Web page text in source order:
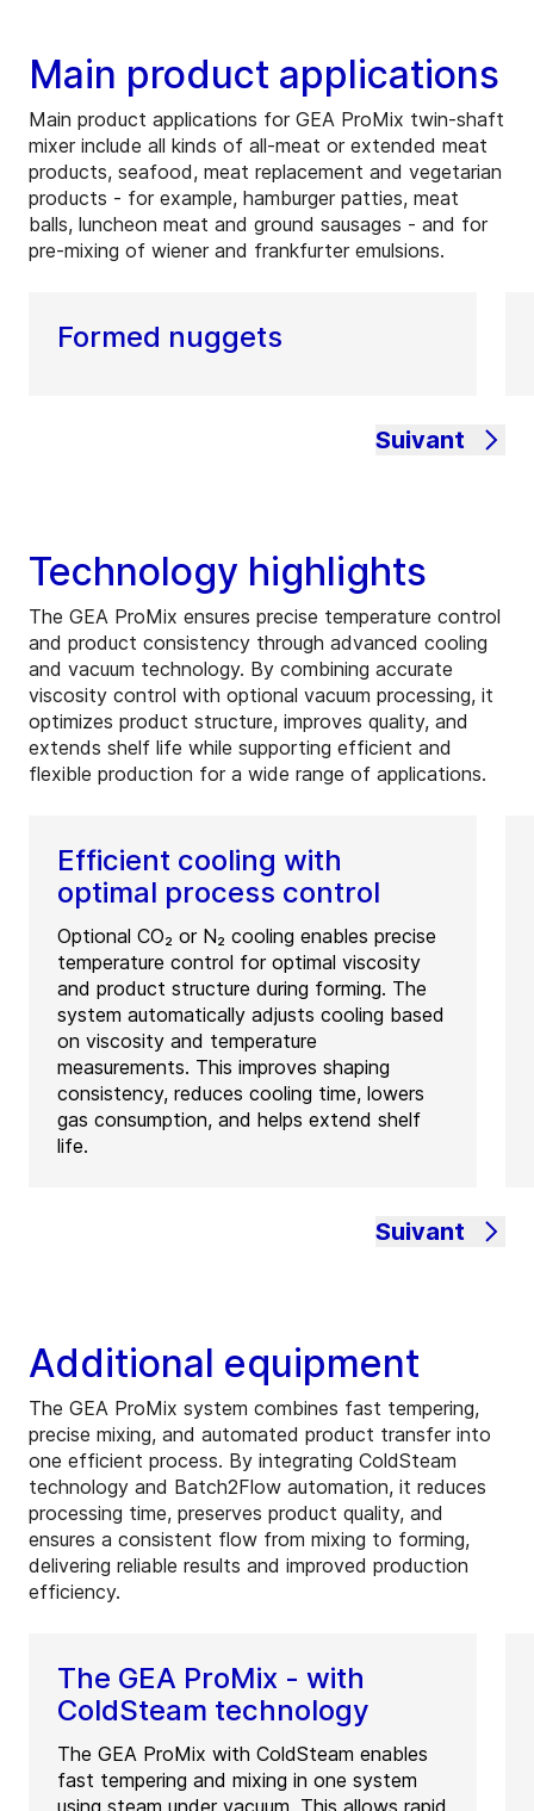
Main product applications
Main product applications for GEA ProMix twin-shaft
mixer include all kinds of all-meat or extended meat
products, seafood, meat replacement and vegetarian
products - for example, hamburger patties, meat
balls, luncheon meat and ground sausages - and for
pre-mixing of wiener and frankfurter emulsions.
Formed nuggets
Suivant
Technology highlights
The GEA ProMix ensures precise temperature control
and product consistency through advanced cooling
and vacuum technology. By combining accurate
viscosity control with optional vacuum processing, it
optimizes product structure, improves quality, and
extends shelf life while supporting efficient and
flexible production for a wide range of applications.
Efficient cooling with
optimal process control
Optional CO₂ or N₂ cooling enables precise
temperature control for optimal viscosity
and product structure during forming. The
system automatically adjusts cooling based
on viscosity and temperature
measurements. This improves shaping
consistency, reduces cooling time, lowers
gas consumption, and helps extend shelf
life.
Suivant
Additional equipment
The GEA ProMix system combines fast tempering,
precise mixing, and automated product transfer into
one efficient process. By integrating ColdSteam
technology and Batch2Flow automation, it reduces
processing time, preserves product quality, and
ensures a consistent flow from mixing to forming,
delivering reliable results and improved production
efficiency.
The GEA ProMix - with
ColdSteam technology
The GEA ProMix with ColdSteam enables
fast tempering and mixing in one system